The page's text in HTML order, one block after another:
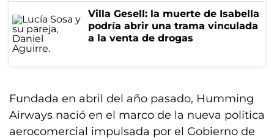
Villa Gesell: la muerte de Isabella
podría abrir una trama vinculada
a la venta de drogas
Fundada en abril del año pasado, Humming
Airways nació en el marco de la nueva política
aerocomercial impulsada por el Gobierno de